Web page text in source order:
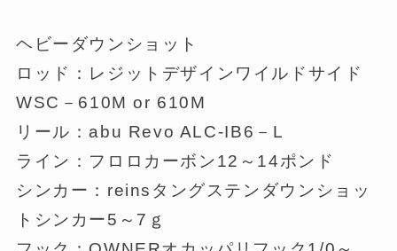
ヘビーダウンショット
ロッド：レジットデザインワイルドサイド
WSC－610M or 610M
リール：abu Revo ALC-IB6－L
ライン：フロロカーボン12～14ポンド
シンカー：reinsタングステンダウンショッ
トシンカー5～7ｇ